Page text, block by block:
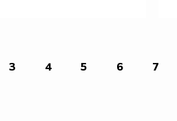
3 4 5 6 7